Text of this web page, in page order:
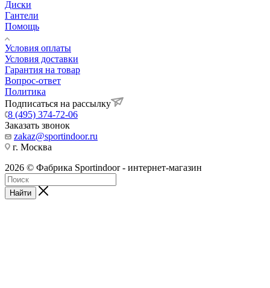
Диски
Гантели
Помощь
Условия оплаты
Условия доставки
Гарантия на товар
Вопрос-ответ
Политика
Подписаться на рассылку
8 (495) 374-72-06
Заказать звонок
zakaz@sportindoor.ru
г. Москва
2026 © Фабрика Sportindoor - интернет-магазин
Найти